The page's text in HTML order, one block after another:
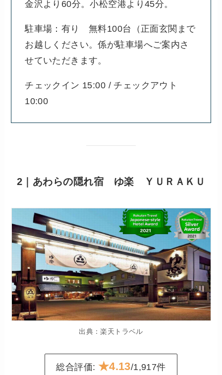
金沢より60分。小松空港より45分。
駐車場：有り 無料100台（正面玄関まで
お越しください。係が駐車場へご案内さ
せていただきます。
チェックイン 15:00 / チェックアウト
10:00
2｜あわらの隠れ宿 ゆ楽 ＹＵＲＡＫＵ
出典：楽天トラベル
総合評価: ★4.13/1,917件